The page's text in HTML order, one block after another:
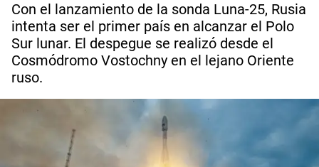
Con el lanzamiento de la sonda Luna-25, Rusia
intenta ser el primer país en alcanzar el Polo
Sur lunar. El despegue se realizó desde el
Cosmódromo Vostochny en el lejano Oriente
ruso.